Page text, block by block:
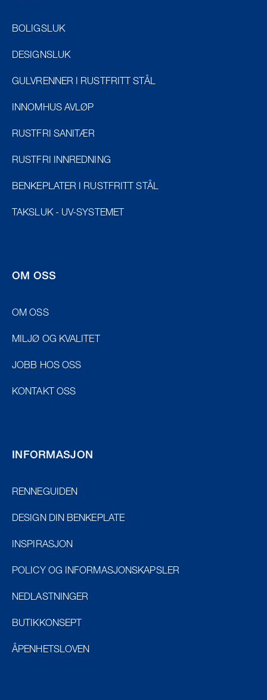
BOLIGSLUK
DESIGNSLUK
GULVRENNER I RUSTFRITT STÅL
INNOMHUS AVLØP
RUSTFRI SANITÆR
RUSTFRI INNREDNING
BENKEPLATER I RUSTFRITT STÅL
TAKSLUK - UV-SYSTEMET
OM OSS
OM OSS
MILJØ OG KVALITET
JOBB HOS OSS
KONTAKT OSS
INFORMASJON
RENNEGUIDEN
DESIGN DIN BENKEPLATE
INSPIRASJON
POLICY OG INFORMASJONSKAPSLER
NEDLASTNINGER
BUTIKKONSEPT
ÅPENHETSLOVEN